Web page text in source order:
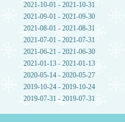
2021-10-01 - 2021-10-31
2021-09-01 - 2021-09-30
2021-08-01 - 2021-08-31
2021-07-01 - 2021-07-31
2021-06-21 - 2021-06-30
2021-01-13 - 2021-01-13
2020-05-14 - 2020-05-27
2019-10-24 - 2019-10-24
2019-07-31 - 2019-07-31